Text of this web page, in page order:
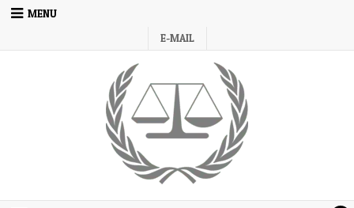
Skip
MENU
E-MAIL